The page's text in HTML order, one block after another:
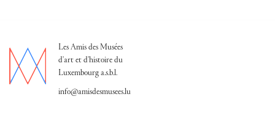
Les Amis des Musées
d'art et d'histoire du
Luxembourg a.s.b.l.
info@amisdesmusees.lu